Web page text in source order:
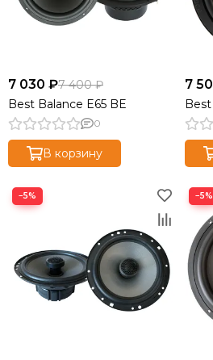
7 030 ₽7 400 ₽
Best Balance E65 BE
0
В корзину
7
Best
−5% −5%